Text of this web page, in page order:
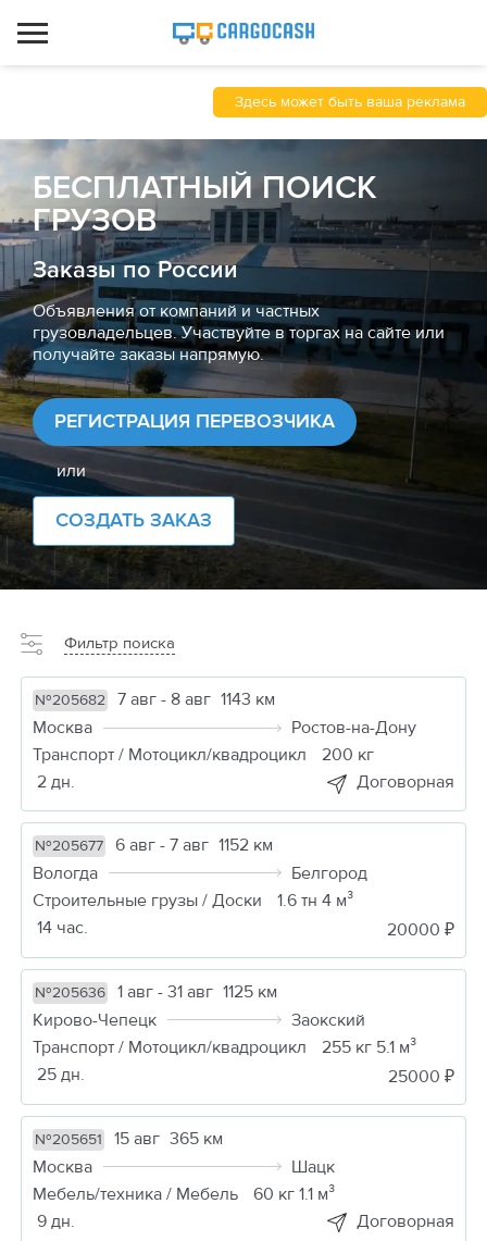
Здесь может быть ваша реклама
БЕСПЛАТНЫЙ ПОИСК
ГРУЗОВ
Заказы по России
Объявления от компаний и частных
грузовладельцев. Участвуйте в торгах на сайте или
получайте заказы напрямую.
РЕГИСТРАЦИЯ ПЕРЕВОЗЧИКА
или
СОЗДАТЬ ЗАКАЗ
Фильтр поиска
№205682 7 авг - 8 авг 1143 км
Москва
Ростов-на-Дону
Транспорт / Мотоцикл/квадроцикл
200 кг
2 дн.
Договорная
№205677 6 авг - 7 авг 1152 км
Вологда
Белгород
Строительные грузы / Доски
1.6 тн 4 м³
14 час.
20000 ₽
№205636 1 авг - 31 авг 1125 км
Кирово-Чепецк
Заокский
Транспорт / Мотоцикл/квадроцикл
255 кг 5.1 м³
25 дн.
25000 ₽
№205651 15 авг 365 км
Москва
Шацк
Мебель/техника / Мебель
60 кг 1.1 м³
9 дн.
Договорная